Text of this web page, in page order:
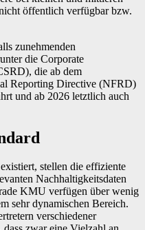
öffentlich verfügbar bzw.
zunehmenden
die Corporate
die ab dem
Reporting Directive (NFRD)
und ab 2026 letztlich auch
stellen die effiziente
Nachhaltigkeitsdaten
KMU verfügen über wenig
sehr dynamischen Bereich.
verschiedener